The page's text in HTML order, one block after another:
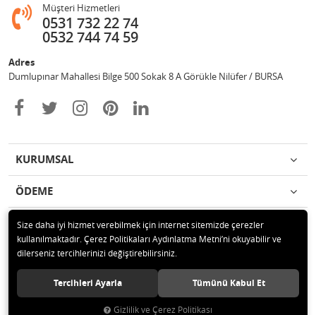
Müşteri Hizmetleri
0531 732 22 74
0532 744 74 59
Adres
Dumlupınar Mahallesi Bilge 500 Sokak 8 A Görükle Nilüfer / BURSA
KURUMSAL
ÖDEME
İLETİŞİM
© 2020 MAG OTOMOTİV Tüm hakları saklıdır.
Size daha iyi hizmet verebilmek için internet sitemizde çerezler
kullanılmaktadır. Çerez Politikaları Aydınlatma Metni’ni okuyabilir ve
dilerseniz tercihlerinizi değiştirebilirsiniz.
Tercihleri Ayarla Tümünü Kabul Et
Gizlilik ve Çerez Politikası